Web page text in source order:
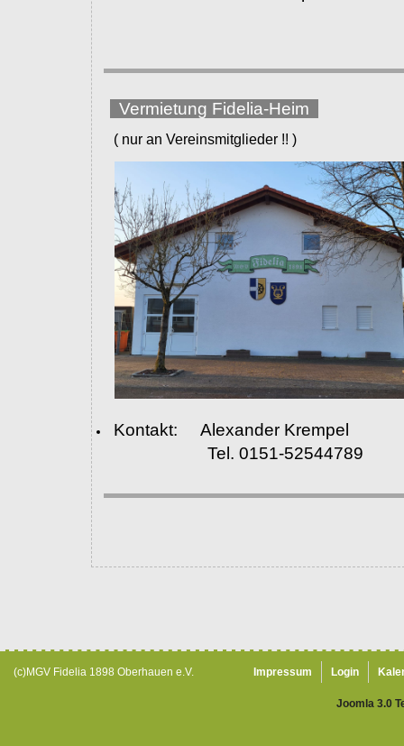
Vermietung Fidelia-Heim
( nur an Vereinsmitglieder !! )
Kontakt: Alexander Krempel
Tel. 0151-52544789
(c)MGV Fidelia 1898 Oberhauen e.V. Impressum Login
Joomla 3.0